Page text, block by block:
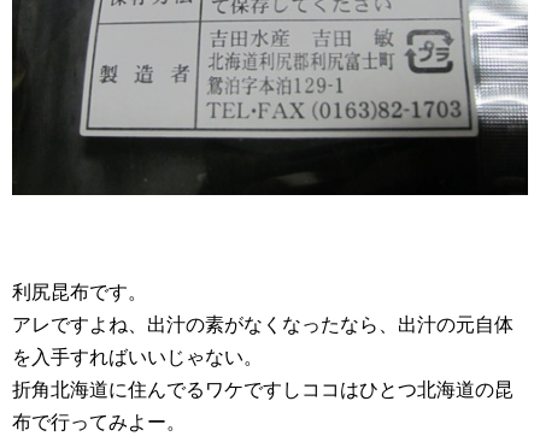
利尻昆布です。
アレですよね、出汁の素がなくなったなら、出汁の元自体
を入手すればいいじゃない。
折角北海道に住んでるワケですしココはひとつ北海道の昆
布で行ってみよー。